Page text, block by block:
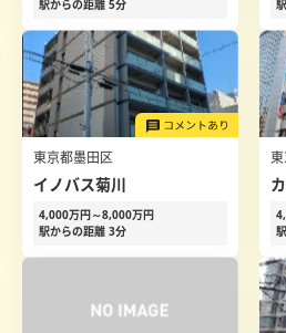
駅からの距離 5分
東京都墨田区
イノバス菊川
4,000万円～8,000万円
駅からの距離 3分